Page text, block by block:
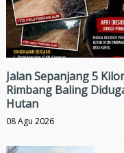
Jalan Sepanjang 5
Rimbang Baling
Hutan
08 Agu 2026